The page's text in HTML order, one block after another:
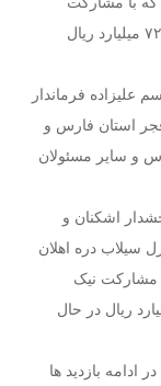
بسیج سازندگی در سال ۱۴۰۳ با اعتباری بالغ بر ۷۲ میلیارد ریال
علیزاده فرماندار
استان فارس و
و سایر مسئولان
اشکنان و
سیلاب دره اهلان
مشارکت نیک
تجلی با اعتباری بالغ بر ۲۰۰ میلیارد ریال در حال
ادامه بازدید ها